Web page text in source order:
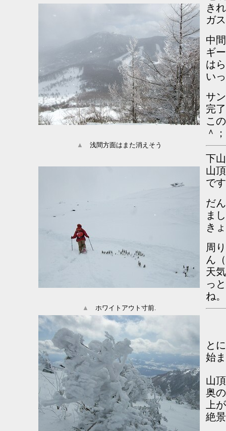
き
ガ
中
ギ
は
い
サ
完
こ
＾；
▲ 浅間方面はまた消えそう
下
山
で
だ
ま
き
周
ん
天
っ
ね。
▲ ホワイトアウト寸前.
と
始
山
奥
上
絶